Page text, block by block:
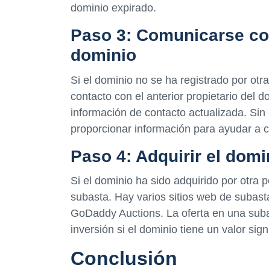
dominio expirado.
Paso 3: Comunicarse
dominio
Si el dominio no se ha registrado por
contacto con el anterior propietario del
información de contacto actualizada.
proporcionar información para ayudar a
Paso 4: Adquirir el
Si el dominio ha sido adquirido por otra
subasta. Hay varios sitios web de
GoDaddy Auctions. La oferta en una
inversión si el dominio tiene un valor
Conclusión